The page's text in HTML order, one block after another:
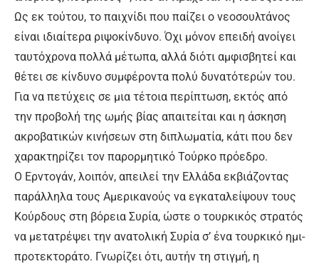
Ως εκ τούτου, το παιχνίδι που παίζει ο νεοσουλτάνος
είναι ιδιαίτερα ριψοκίνδυνο. Όχι μόνον επειδή ανοίγει
ταυτόχρονα πολλά μέτωπα, αλλά διότι αμφισβητεί και
θέτει σε κίνδυνο συμφέροντα πολύ δυνατότερών του.
Για να πετύχεις σε μια τέτοια περίπτωση, εκτός από
την προβολή της ωμής βίας απαιτείται και η άσκηση
ακροβατικών κινήσεων στη διπλωματία, κάτι που δεν
χαρακτηρίζει τον παρορμητικό Τούρκο πρόεδρο.
Ο Ερντογάν, λοιπόν, απειλεί την Ελλάδα εκβιάζοντας
παράλληλα τους Αμερικανούς να εγκαταλείψουν τους
Κούρδους στη βόρεια Συρία, ώστε ο τουρκικός στρατός
να μετατρέψει την ανατολική Συρία σ’ ένα τουρκικό ημι-
προτεκτοράτο. Γνωρίζει ότι, αυτήν τη στιγμή, η